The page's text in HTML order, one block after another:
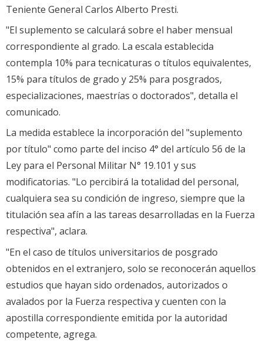
Teniente General Carlos Alberto Presti.
"El suplemento se calculará sobre el haber mensual
correspondiente al grado. La escala establecida
contempla 10% para tecnicaturas o títulos equivalentes,
15% para títulos de grado y 25% para posgrados,
especializaciones, maestrías o doctorados", detalla el
comunicado.
La medida establece la incorporación del "suplemento
por título" como parte del inciso 4° del artículo 56 de la
Ley para el Personal Militar N° 19.101 y sus
modificatorias. "Lo percibirá la totalidad del personal,
cualquiera sea su condición de ingreso, siempre que la
titulación sea afín a las tareas desarrolladas en la Fuerza
respectiva", aclara.
"En el caso de títulos universitarios de posgrado
obtenidos en el extranjero, solo se reconocerán aquellos
estudios que hayan sido ordenados, autorizados o
avalados por la Fuerza respectiva y cuenten con la
apostilla correspondiente emitida por la autoridad
competente, agrega.